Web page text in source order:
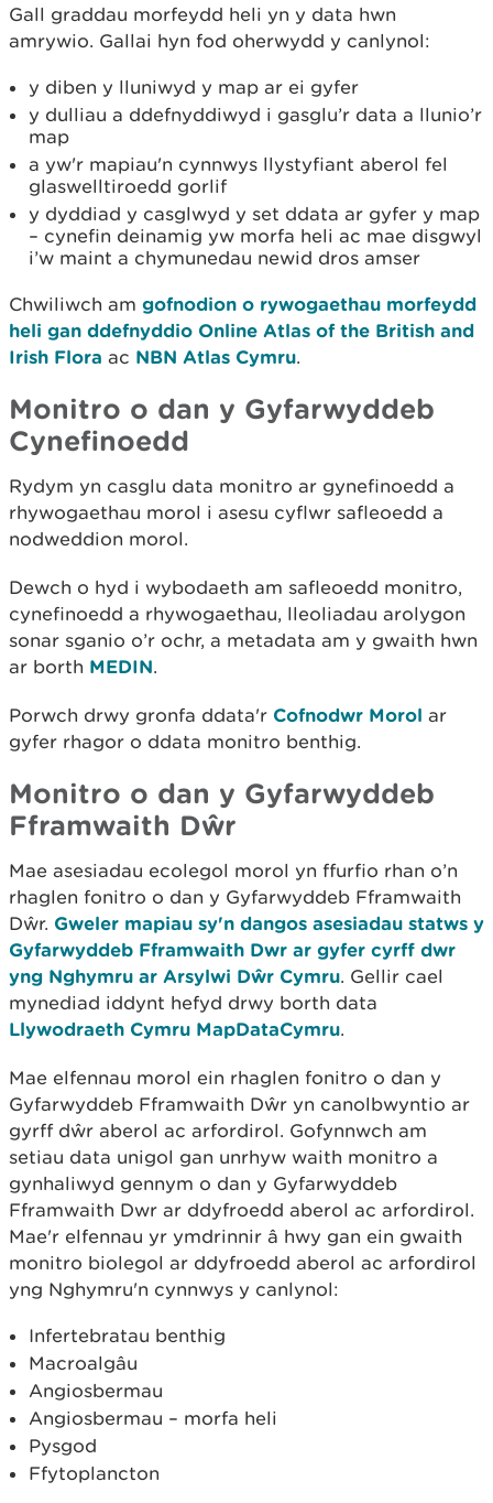
Gall graddau morfeydd heli yn y data hwn
amrywio. Gallai hyn fod oherwydd y canlynol:
y diben y lluniwyd y map ar ei gyfer
y dulliau a ddefnyddiwyd i gasglu’r data a llunio’r
map
a yw'r mapiau'n cynnwys llystyfiant aberol fel
glaswelltiroedd gorlif
y dyddiad y casglwyd y set ddata ar gyfer y map
– cynefin deinamig yw morfa heli ac mae disgwyl
i’w maint a chymunedau newid dros amser
Chwiliwch am gofnodion o rywogaethau morfeydd
heli gan ddefnyddio Online Atlas of the British and
Irish Flora ac NBN Atlas Cymru.
Monitro o dan y Gyfarwyddeb
Cynefinoedd
Rydym yn casglu data monitro ar gynefinoedd a
rhywogaethau morol i asesu cyflwr safleoedd a
nodweddion morol.
Dewch o hyd i wybodaeth am safleoedd monitro,
cynefinoedd a rhywogaethau, lleoliadau arolygon
sonar sganio o’r ochr, a metadata am y gwaith hwn
ar borth MEDIN.
Porwch drwy gronfa ddata'r Cofnodwr Morol ar
gyfer rhagor o ddata monitro benthig.
Monitro o dan y Gyfarwyddeb
Fframwaith Dŵr
Mae asesiadau ecolegol morol yn ffurfio rhan o’n
rhaglen fonitro o dan y Gyfarwyddeb Fframwaith
Dŵr. Gweler mapiau sy'n dangos asesiadau statws y
Gyfarwyddeb Fframwaith Dwr ar gyfer cyrff dwr
yng Nghymru ar Arsylwi Dŵr Cymru. Gellir cael
mynediad iddynt hefyd drwy borth data
Llywodraeth Cymru MapDataCymru.
Mae elfennau morol ein rhaglen fonitro o dan y
Gyfarwyddeb Fframwaith Dŵr yn canolbwyntio ar
gyrff dŵr aberol ac arfordirol. Gofynnwch am
setiau data unigol gan unrhyw waith monitro a
gynhaliwyd gennym o dan y Gyfarwyddeb
Fframwaith Dwr ar ddyfroedd aberol ac arfordirol.
Mae'r elfennau yr ymdrinnir â hwy gan ein gwaith
monitro biolegol ar ddyfroedd aberol ac arfordirol
yng Nghymru'n cynnwys y canlynol:
Infertebratau benthig
Macroalgâu
Angiosbermau
Angiosbermau – morfa heli
Pysgod
Ffytoplancton